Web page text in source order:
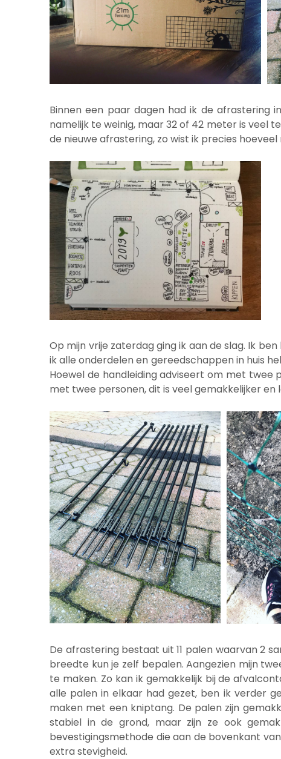
Binnen een paar dagen had ik de afrastering
namelijk te weinig, maar 32 of 42 meter is veel
de nieuwe afrastering, zo wist ik precies
Op mijn vrije zaterdag ging ik aan de slag. Ik
ik alle onderdelen en gereedschappen in huis
Hoewel de handleiding adviseert om met twee
met twee personen, dit is veel gemakkelijker en
De afrastering bestaat uit 11 palen waarvan 2
breedte kun je zelf bepalen. Aangezien mijn
te maken. Zo kan ik gemakkelijk bij de
alle palen in elkaar had gezet, ben ik verder
maken met een kniptang. De palen zijn
stabiel in de grond, maar zijn ze ook
bevestigingsmethode die aan de bovenkant
extra stevigheid.